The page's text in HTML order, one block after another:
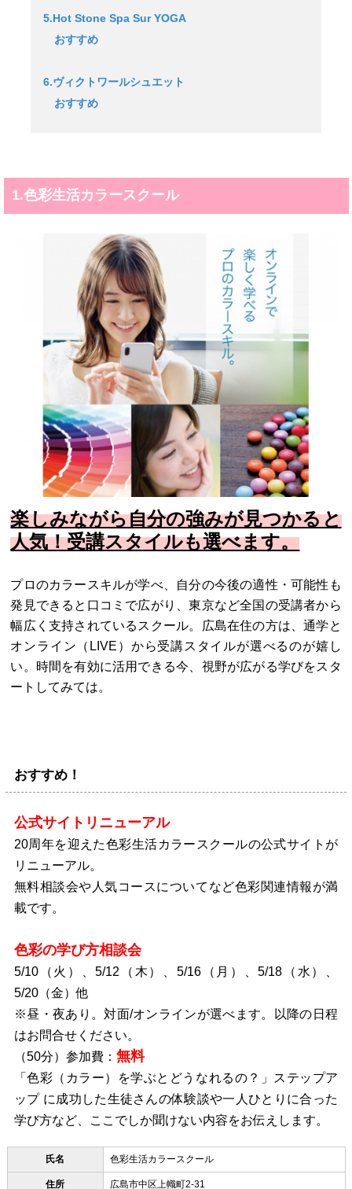
5.Hot Stone Spa Sur YOGA
おすすめ
6.ヴィクトワールシュエット
おすすめ
1.色彩生活カラースクール
楽しみながら自分の強みが見つかると
人気！受講スタイルも選べます。
プロのカラースキルが学べ、自分の今後の適性・可能性も
発見できると口コミで広がり、東京など全国の受講者から
幅広く支持されているスクール。広島在住の方は、通学と
オンライン（LIVE）から受講スタイルが選べるのが嬉し
い。時間を有効に活用できる今、視野が広がる学びをスタ
ートしてみては。
おすすめ！
公式サイトリニューアル
20周年を迎えた色彩生活カラースクールの公式サイトが
リニューアル。
無料相談会や人気コースについてなど色彩関連情報が満
載です。
色彩の学び方相談会
5/10（火）、5/12（木）、5/16（月）、5/18（水）、
5/20（金）他
※昼・夜あり。対面/オンラインが選べます。以降の日程
はお問合せください。
（50分）参加費： 無料
「色彩（カラー）を学ぶとどうなれるの？」ステップア
ップ に成功した生徒さんの体験談や一人ひとりに合った
学び方など、ここでしか聞けない内容をお伝えします。
氏名 色彩生活カラースクール
住所 広島市中区上幟町2-31